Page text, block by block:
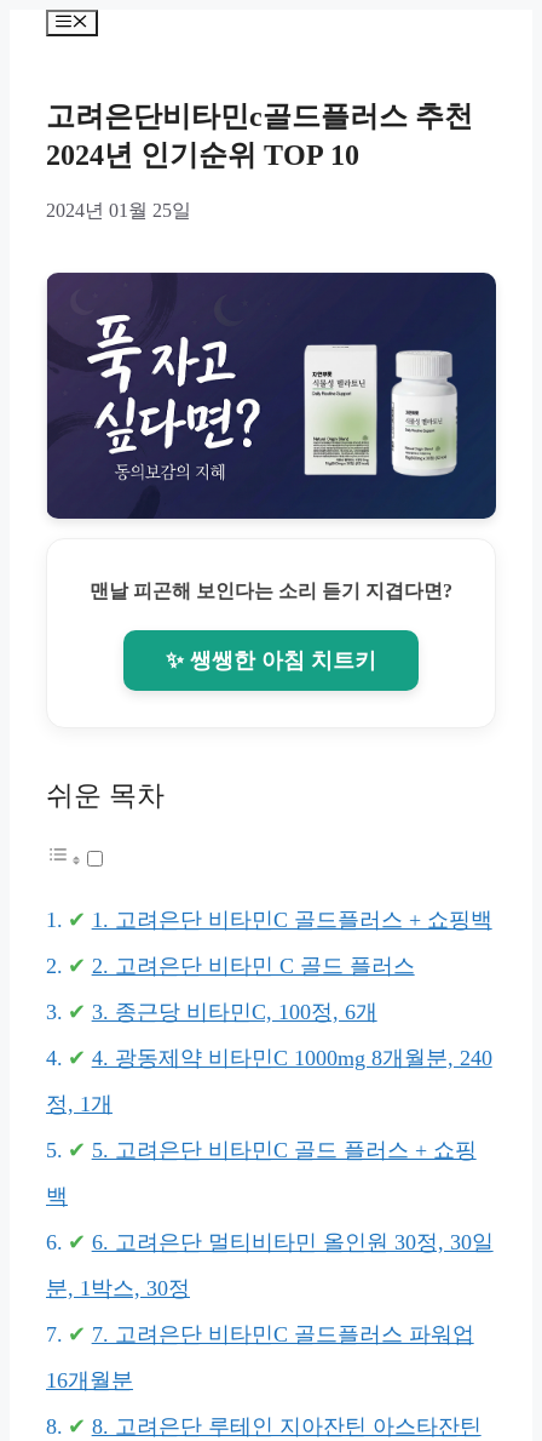
Menu
고려은단비타민c골드플러스 추천
2024년 인기순위 TOP 10
2024년 01월 25일
맨날 피곤해 보인다는 소리 듣기 지겹다면?
✨ 쌩쌩한 아침 치트키
쉬운 목차
1. 고려은단 비타민C 골드플러스 + 쇼핑백
2. 고려은단 비타민 C 골드 플러스
3. 종근당 비타민C, 100정, 6개
4. 광동제약 비타민C 1000mg 8개월분, 240
정, 1개
5. 고려은단 비타민C 골드 플러스 + 쇼핑
백
6. 고려은단 멀티비타민 올인원 30정, 30일
분, 1박스, 30정
7. 고려은단 비타민C 골드플러스 파워업
16개월분
8. 고려은단 루테인 지아잔틴 아스타잔틴